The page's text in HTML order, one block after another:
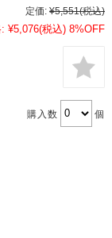
定価: ¥5,551(税込)
¥5,076(税込) 8%OFF
購入数 個